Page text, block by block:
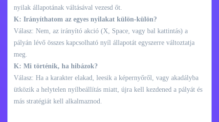
nyilak állapotának váltásával vezesd őt.
K: Irányíthatom az egyes nyilakat külön-külön?
Válasz: Nem, az irányító akció (X, Space, vagy bal kattintás) a
pályán lévő összes kapcsolható nyíl állapotát egyszerre változtatja
meg.
K: Mi történik, ha hibázok?
Válasz: Ha a karakter elakad, leesik a képernyőről, vagy akadályba
ütközik a helytelen nyílbeállítás miatt, újra kell kezdened a pályát és
más stratégiát kell alkalmaznod.